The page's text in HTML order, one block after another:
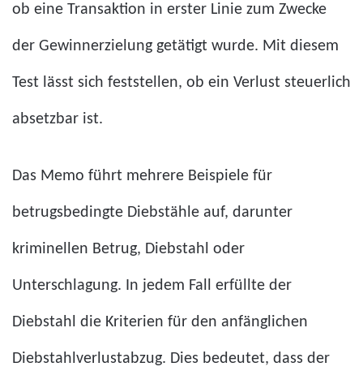
ob eine Transaktion in erster Linie zum Zwecke
der Gewinnerzielung getätigt wurde. Mit diesem
Test lässt sich feststellen, ob ein Verlust steuerlich
absetzbar ist.
Das Memo führt mehrere Beispiele für
betrugsbedingte Diebstähle auf, darunter
kriminellen Betrug, Diebstahl oder
Unterschlagung. In jedem Fall erfüllte der
Diebstahl die Kriterien für den anfänglichen
Diebstahlverlustabzug. Dies bedeutet, dass der